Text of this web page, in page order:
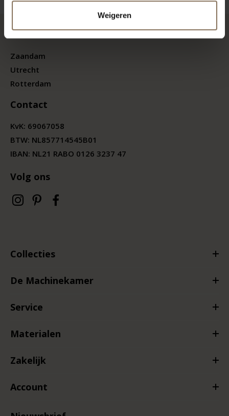
Weigeren
Showrooms
Zaandam
Utrecht
Rotterdam
Contact
KvK: 69067058
BTW: NL857714545B01
IBAN: NL21 RABO 0126 3237 47
Volg ons
Collecties
De Machinekamer
Service
Materialen
Zakelijk
Account